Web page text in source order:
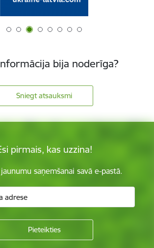
bija noderīga?
Sniegt atsauksmi
pirmais, kas uzzina!
saņemšanai savā e-pastā.